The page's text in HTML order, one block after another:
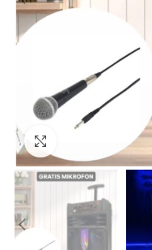
Klik da povećaš